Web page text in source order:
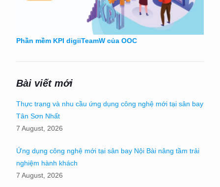
Phần mềm KPI digiiTeamW của OOC
Bài viết mới
Thực trạng và nhu cầu ứng dụng công nghệ mới tại sân bay
Tân Sơn Nhất
7 August, 2026
Ứng dụng công nghệ mới tại sân bay Nội Bài nâng tầm trải
nghiệm hành khách
7 August, 2026